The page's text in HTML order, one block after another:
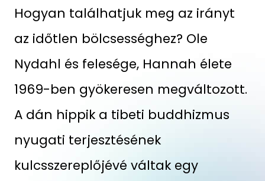
Hogyan találhatjuk meg az irányt
az időtlen bölcsességhez? Ole
Nydahl és felesége, Hannah élete
1969-ben gyökeresen megváltozott.
A dán hippik a tibeti buddhizmus
nyugati terjesztésének
kulcsszereplőjévé váltak egy